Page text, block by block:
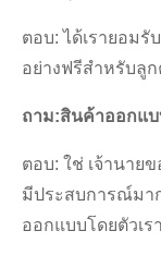
ตอบ: ได้เรายอมรั
อย่างฟรีสำหรับลู
ถาม:สินค้าออกแบ
ตอบ: ใช่ เจ้านาย
มีประสบการณ์มา
ออกแบบโดยตัวเร